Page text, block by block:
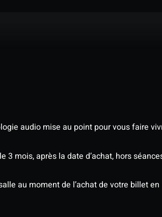
audio mise au point pour vous faire
mois, après la date d’achat, hors
au moment de l’achat de votre billet